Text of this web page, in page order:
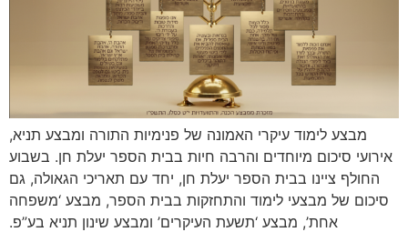
מבצע לימוד עיקרי האמונה של פנימיות התורה ומבצע תניא,
אירועי סיכום מיוחדים והרבה חיות בבית הספר יעלת חן. בשבוע
החולף ציינו בבית הספר יעלת חן, יחד עם תאריכי הגאולה, גם
סיכום של מבצעי לימוד והתחזקות בבית הספר, מבצע ‘משפחה
אחת’, מבצע ‘תשעת העיקרים’ ומבצע שינון תניא בע”פ.